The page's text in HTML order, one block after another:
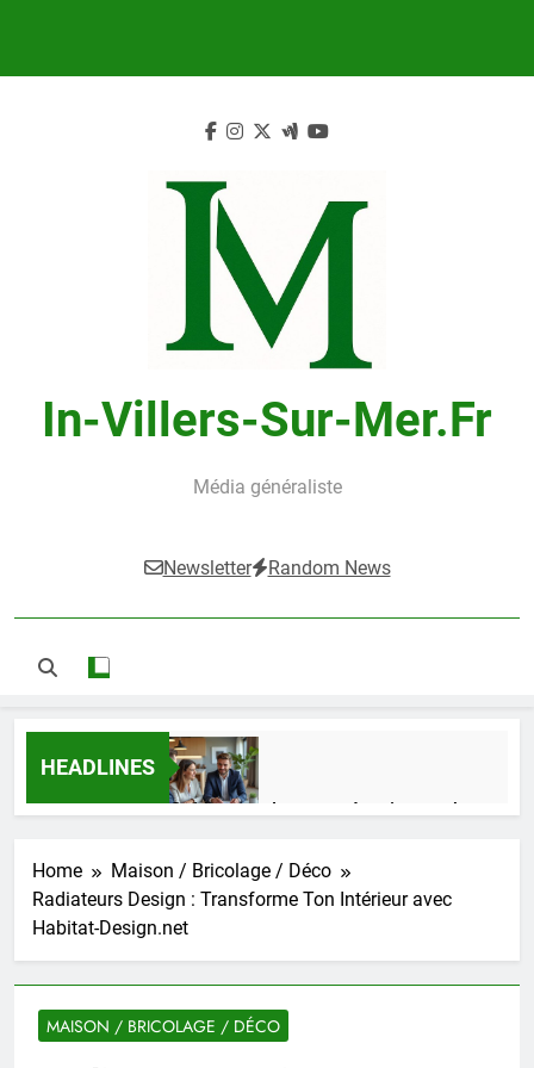
In-Villers-Sur-Mer.fr
Média généraliste
Newsletter Random News
HEADLINES
Guide complet pour réussir un achat
1 Semaine Ago
Home
Maison / Bricolage / Déco
Radiateurs Design : Transforme Ton Intérieur avec
Habitat-Design.net
MAISON / BRICOLAGE / DÉCO